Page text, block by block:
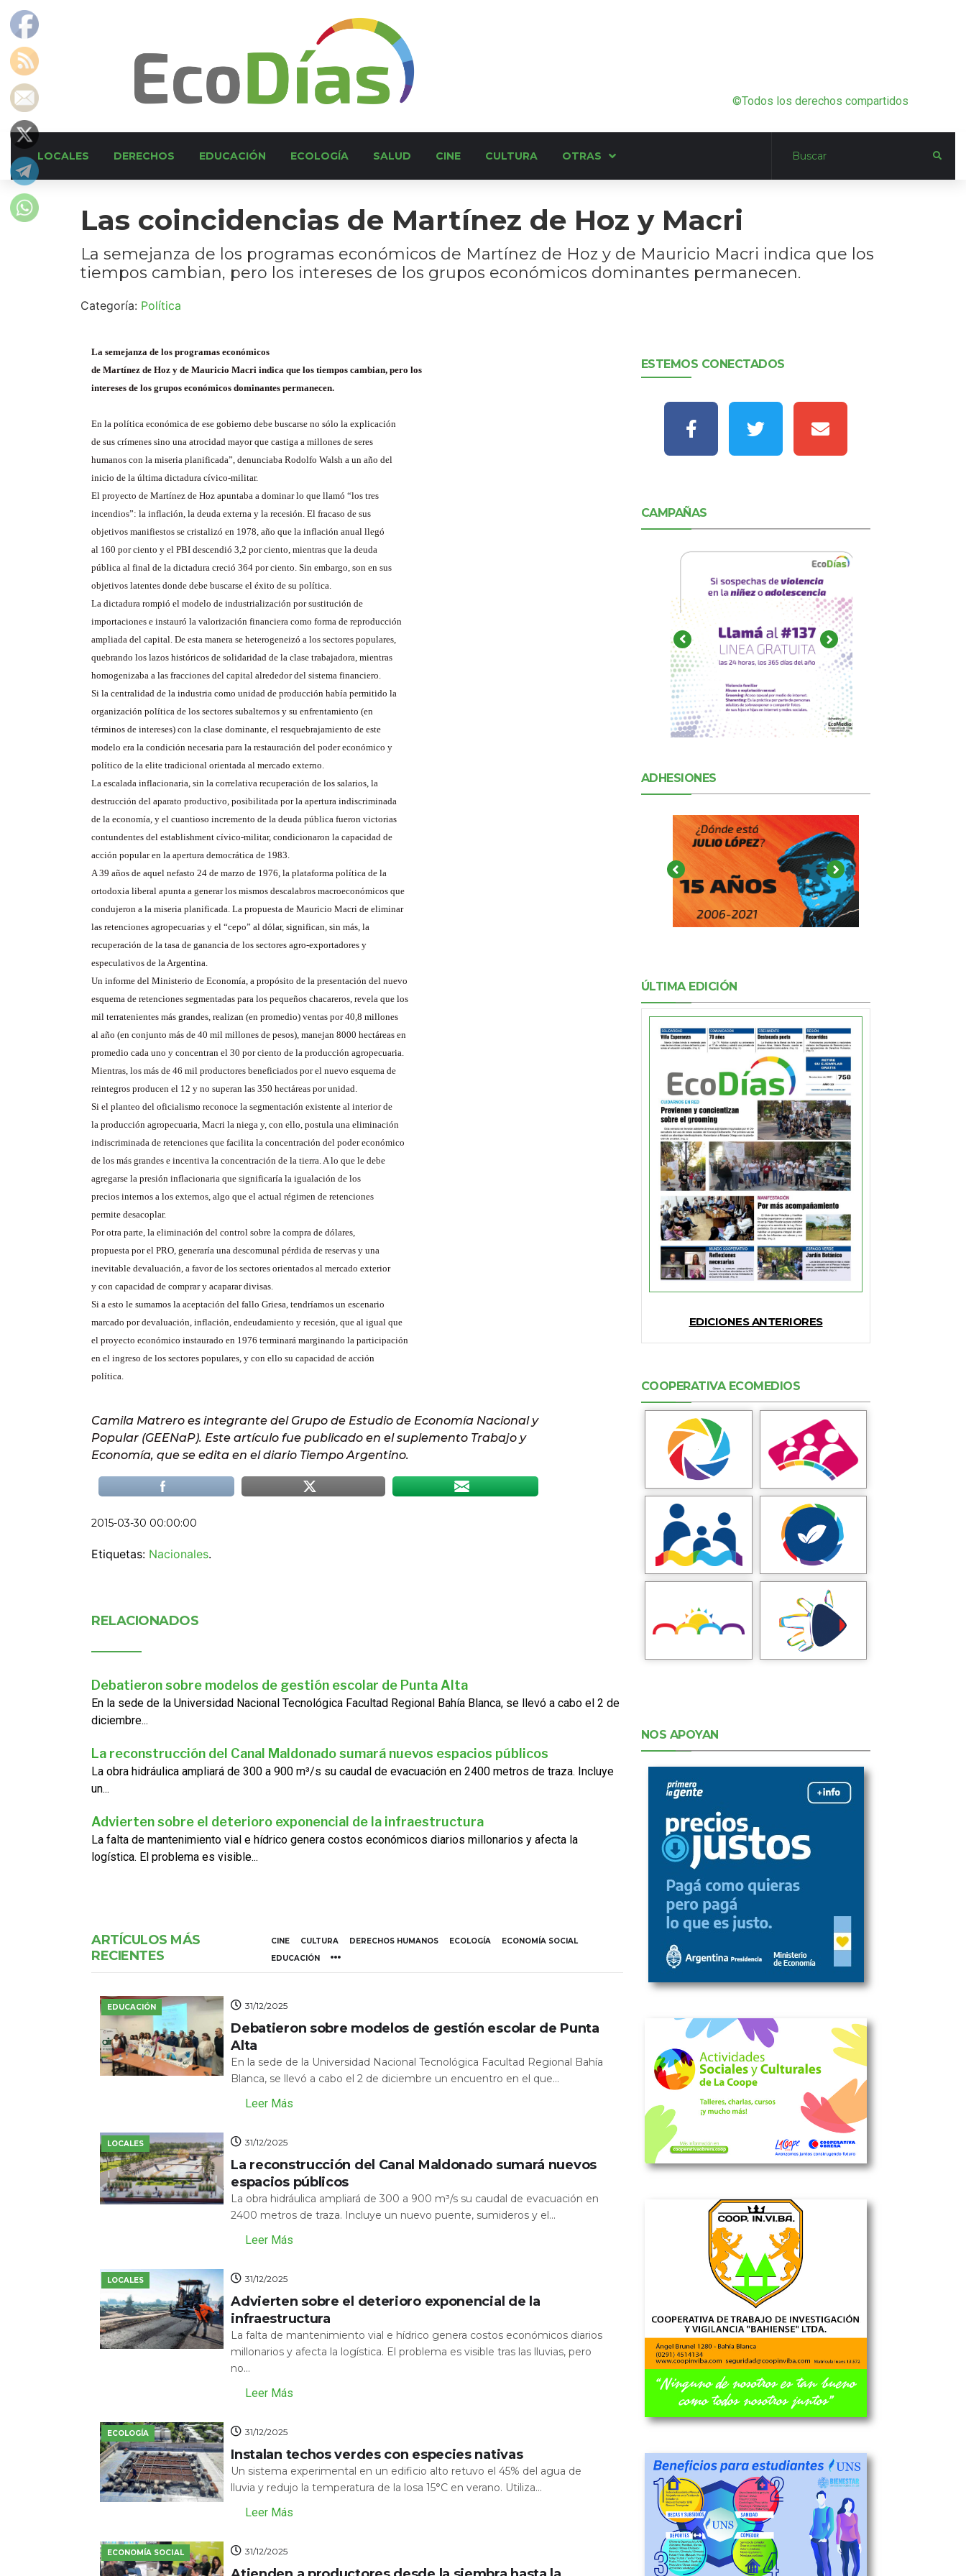
©Todos los derechos compartidos
LOCALES DERECHOS EDUCACIÓN ECOLOGÍA SALUD CINE CULTURA OTRAS
Las coincidencias de Martínez de Hoz y Macri
La semejanza de los programas económicos de Martínez de Hoz y de Mauricio Macri indica que los
tiempos cambian, pero los intereses de los grupos económicos dominantes permanecen.
Categoría: Política
La semejanza de los programas económicos
de Martínez de Hoz y de Mauricio Macri indica que los tiempos cambian, pero los
intereses de los grupos económicos dominantes permanecen.
En la política económica de ese gobierno debe buscarse no sólo la explicación
de sus crímenes sino una atrocidad mayor que castiga a millones de seres
humanos con la miseria planificada”, denunciaba Rodolfo Walsh a un año del
inicio de la última dictadura cívico-militar.
El proyecto de Martínez de Hoz apuntaba a dominar lo que llamó “los tres
incendios”: la inflación, la deuda externa y la recesión. El fracaso de sus
objetivos manifiestos se cristalizó en 1978, año que la inflación anual llegó
al 160 por ciento y el PBI descendió 3,2 por ciento, mientras que la deuda
pública al final de la dictadura creció 364 por ciento. Sin embargo, son en sus
objetivos latentes donde debe buscarse el éxito de su política.
La dictadura rompió el modelo de industrialización por sustitución de
importaciones e instauró la valorización financiera como forma de reproducción
ampliada del capital. De esta manera se heterogeneizó a los sectores populares,
quebrando los lazos históricos de solidaridad de la clase trabajadora, mientras
homogenizaba a las fracciones del capital alrededor del sistema financiero.
Si la centralidad de la industria como unidad de producción había permitido la
organización política de los sectores subalternos y su enfrentamiento (en
términos de intereses) con la clase dominante, el resquebrajamiento de este
modelo era la condición necesaria para la restauración del poder económico y
político de la elite tradicional orientada al mercado externo.
La escalada inflacionaria, sin la correlativa recuperación de los salarios, la
destrucción del aparato productivo, posibilitada por la apertura indiscriminada
de la economía, y el cuantioso incremento de la deuda pública fueron victorias
contundentes del establishment cívico-militar, condicionaron la capacidad de
acción popular en la apertura democrática de 1983.
A 39 años de aquel nefasto 24 de marzo de 1976, la plataforma política de la
ortodoxia liberal apunta a generar los mismos descalabros macroeconómicos que
condujeron a la miseria planificada. La propuesta de Mauricio Macri de eliminar
las retenciones agropecuarias y el “cepo” al dólar, significan, sin más, la
recuperación de la tasa de ganancia de los sectores agro-exportadores y
especulativos de la Argentina.
Un informe del Ministerio de Economía, a propósito de la presentación del nuevo
esquema de retenciones segmentadas para los pequeños chacareros, revela que los
mil terratenientes más grandes, realizan (en promedio) ventas por 40,8 millones
al año (en conjunto más de 40 mil millones de pesos), manejan 8000 hectáreas en
promedio cada uno y concentran el 30 por ciento de la producción agropecuaria.
Mientras, los más de 46 mil productores beneficiados por el nuevo esquema de
reintegros producen el 12 y no superan las 350 hectáreas por unidad.
Si el planteo del oficialismo reconoce la segmentación existente al interior de
la producción agropecuaria, Macri la niega y, con ello, postula una eliminación
indiscriminada de retenciones que facilita la concentración del poder económico
de los más grandes e incentiva la concentración de la tierra. A lo que le debe
agregarse la presión inflacionaria que significaría la igualación de los
precios internos a los externos, algo que el actual régimen de retenciones
permite desacoplar.
Por otra parte, la eliminación del control sobre la compra de dólares,
propuesta por el PRO, generaría una descomunal pérdida de reservas y una
inevitable devaluación, a favor de los sectores orientados al mercado exterior
y con capacidad de comprar y acaparar divisas.
Si a esto le sumamos la aceptación del fallo Griesa, tendríamos un escenario
marcado por devaluación, inflación, endeudamiento y recesión, que al igual que
el proyecto económico instaurado en 1976 terminará marginando la participación
en el ingreso de los sectores populares, y con ello su capacidad de acción
política.
Camila Matrero es integrante del Grupo de Estudio de Economía Nacional y
Popular (GEENaP). Este artículo fue publicado en el suplemento Trabajo y
Economía, que se edita en el diario Tiempo Argentino.
2015-03-30 00:00:00
Etiquetas: Nacionales.
RELACIONADOS
Debatieron sobre modelos de gestión escolar de Punta Alta
En la sede de la Universidad Nacional Tecnológica Facultad Regional Bahía Blanca, se llevó a cabo el 2 de
diciembre...
La reconstrucción del Canal Maldonado sumará nuevos espacios públicos
La obra hidráulica ampliará de 300 a 900 m³/s su caudal de evacuación en 2400 metros de traza. Incluye
un...
Advierten sobre el deterioro exponencial de la infraestructura
La falta de mantenimiento vial e hídrico genera costos económicos diarios millonarios y afecta la
logística. El problema es visible...
ARTÍCULOS MÁS
RECIENTES
CINE CULTURA DERECHOS HUMANOS ECOLOGÍA
ECONOMÍA SOCIAL
EDUCACIÓN
EDUCACIÓN 31/12/2025
Debatieron sobre modelos de gestión escolar de Punta
Alta
En la sede de la Universidad Nacional Tecnológica Facultad Regional Bahía
Blanca, se llevó a cabo el 2 de diciembre un encuentro en el que...
Leer Más
LOCALES 31/12/2025
La reconstrucción del Canal Maldonado sumará nuevos
espacios públicos
La obra hidráulica ampliará de 300 a 900 m³/s su caudal de evacuación en
2400 metros de traza. Incluye un nuevo puente, sumideros y el...
Leer Más
LOCALES 31/12/2025
Advierten sobre el deterioro exponencial de la
infraestructura
La falta de mantenimiento vial e hídrico genera costos económicos diarios
millonarios y afecta la logística. El problema es visible tras las lluvias, pero
no...
Leer Más
ECOLOGÍA 31/12/2025
Instalan techos verdes con especies nativas
Un sistema experimental en un edificio alto retuvo el 45% del agua de
lluvia y redujo la temperatura de la losa 15°C en verano. Utiliza...
Leer Más
ECONOMÍA SOCIAL 31/12/2025
ESTEMOS CONECTADOS
CAMPAÑAS
ADHESIONES
ÚLTIMA EDICIÓN
EDICIONES ANTERIORES
COOPERATIVA ECOMEDIOS
NOS APOYAN